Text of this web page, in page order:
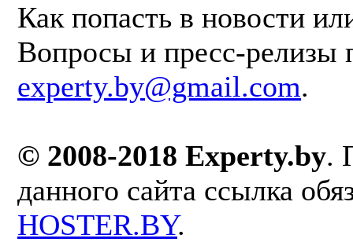
Как попасть в новости
Вопросы и пресс-релизы
experty.by@gmail.com.
© 2008-2018 Experty.by.
данного сайта ссылка
HOSTER.BY.